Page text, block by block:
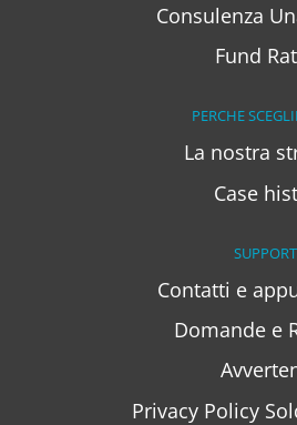
Consulenza
Fund
PERCHE
La nostra
Case
Contatti e
Domande e
Privacy Policy